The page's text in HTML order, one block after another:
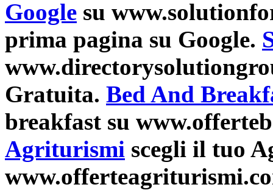
Google su
prima pagina su Google.
Gratuita. Bed And
breakfast su
Agriturismi scegli il tuo